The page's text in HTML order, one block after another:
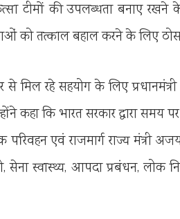
टीमों की उपलब्धता बनाए रखने
को तत्काल बहाल करने के लिए ठोस
रहे सहयोग के लिए प्रधानमंत्री
कि भारत सरकार द्वारा समय पर
एवं राजमार्ग राज्य मंत्री
सेना स्वास्थ्य, आपदा प्रबंधन, लोक